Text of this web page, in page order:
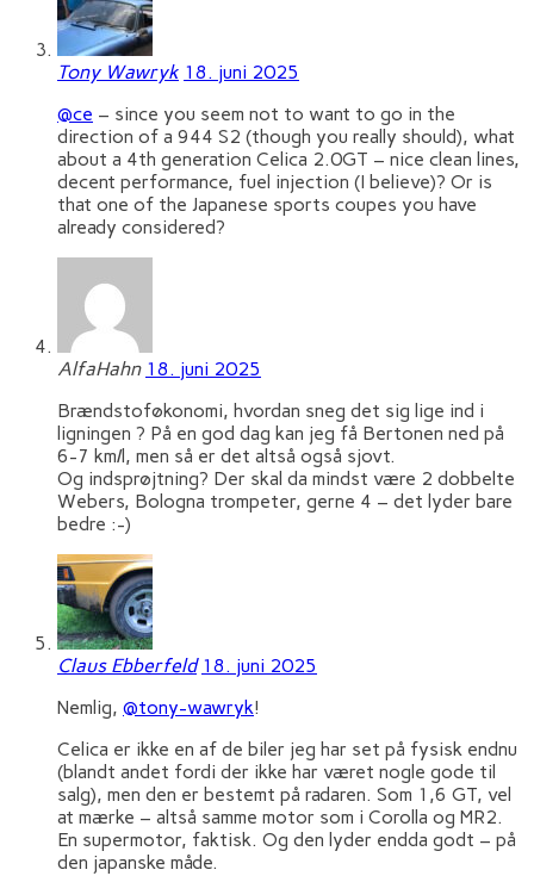
Tony Wawryk 18. juni 2025
@ce – since you seem not to want to go in the
direction of a 944 S2 (though you really should), what
about a 4th generation Celica 2.0GT – nice clean lines,
decent performance, fuel injection (I believe)? Or is
that one of the Japanese sports coupes you have
already considered?
AlfaHahn 18. juni 2025
Brændstoføkonomi, hvordan sneg det sig lige ind i
ligningen ? På en god dag kan jeg få Bertonen ned på
6-7 km/l, men så er det altså også sjovt.
Og indsprøjtning? Der skal da mindst være 2 dobbelte
Webers, Bologna trompeter, gerne 4 – det lyder bare
bedre :-)
Claus Ebberfeld 18. juni 2025
Nemlig, @tony-wawryk!
Celica er ikke en af de biler jeg har set på fysisk endnu
(blandt andet fordi der ikke har været nogle gode til
salg), men den er bestemt på radaren. Som 1,6 GT, vel
at mærke – altså samme motor som i Corolla og MR2.
En supermotor, faktisk. Og den lyder endda godt – på
den japanske måde.